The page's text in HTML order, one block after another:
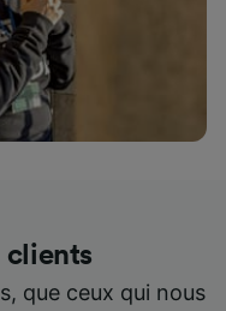
clients
que ceux qui nous